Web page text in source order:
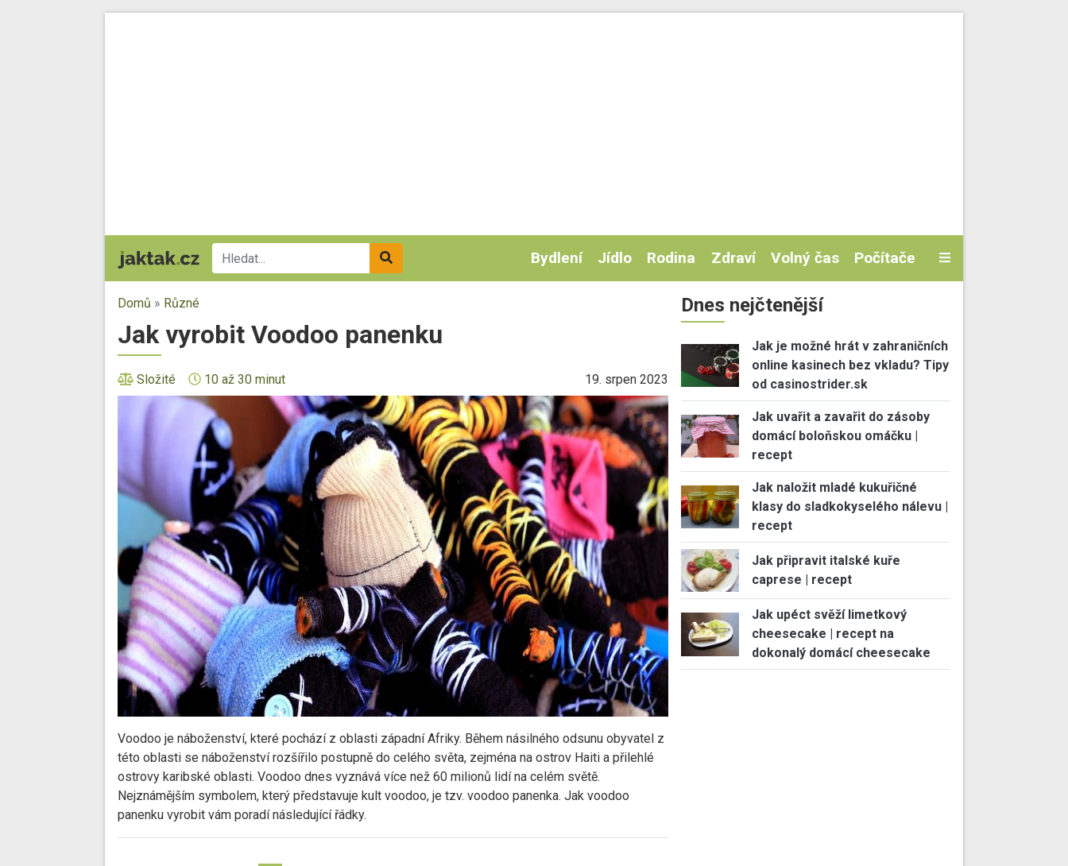
Bydlení Jídlo Rodina Zdraví Volný čas Počítače
Domů » Různé
Jak vyrobit Voodoo panenku
Složité 10 až 30 minut 19. srpen 2023
Voodoo je náboženství, které pochází z oblasti západní Afriky. Během násilného odsunu obyvatel z
této oblasti se náboženství rozšířilo postupně do celého světa, zejména na ostrov Haiti a přilehlé
ostrovy karibské oblasti. Voodoo dnes vyznává více než 60 milionů lidí na celém světě.
Nejznámějším symbolem, který představuje kult voodoo, je tzv. voodoo panenka. Jak voodoo
panenku vyrobit vám poradí následující řádky.
Dnes nejčtenější
Jak je možné hrát v zahraničních
online kasinech bez vkladu? Tipy
od casinostrider.sk
Jak uvařit a zavařit do zásoby
domácí boloňskou omáčku |
recept
Jak naložit mladé kukuřičné
klasy do sladkokyselého nálevu |
recept
Jak připravit italské kuře
caprese | recept
Jak upéct svěží limetkový
cheesecake | recept na
dokonalý domácí cheesecake